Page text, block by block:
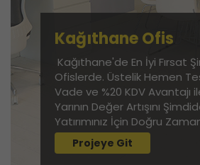
Kağıthane Ofis
Kağıthane'de En İyi Fırsat
Ofislerde. Üstelik Hemen
Vade ve %20 KDV Avantajı
Yarının Değer Artışını
Yatırımınız İçin Doğru
Projeye Git